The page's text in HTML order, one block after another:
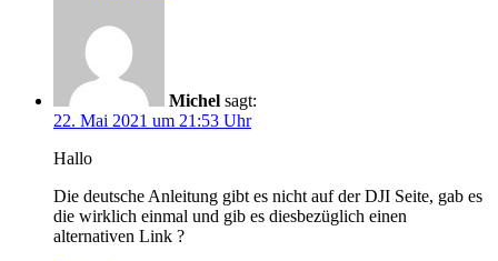
Michel sagt:
22. Mai 2021 um 21:53 Uhr
Hallo
Die deutsche Anleitung gibt es nicht auf der DJI Seite, gab es
die wirklich einmal und gib es diesbezüglich einen
alternativen Link ?